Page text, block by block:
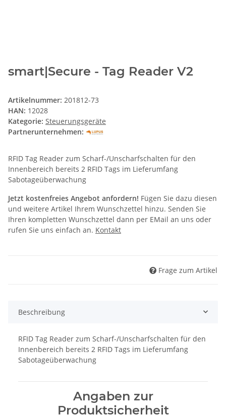
smart|Secure - Tag Reader V2
Artikelnummer: 201812-73
HAN: 12028
Kategorie: Steuerungsgeräte
Partnerunternehmen:
RFID Tag Reader zum Scharf-/Unscharfschalten für den
Innenbereich bereits 2 RFID Tags im Lieferumfang
Sabotageüberwachung
Jetzt kostenfreies Angebot anfordern! Fügen Sie dazu diesen
und weitere Artikel Ihrem Wunschzettel hinzu. Senden Sie
Ihren kompletten Wunschzettel dann per EMail an uns oder
rufen Sie uns einfach an. Kontakt
Frage zum Artikel
Beschreibung
RFID Tag Reader zum Scharf-/Unscharfschalten für den
Innenbereich bereits 2 RFID Tags im Lieferumfang
Sabotageüberwachung
Angaben zur
Produktsicherheit